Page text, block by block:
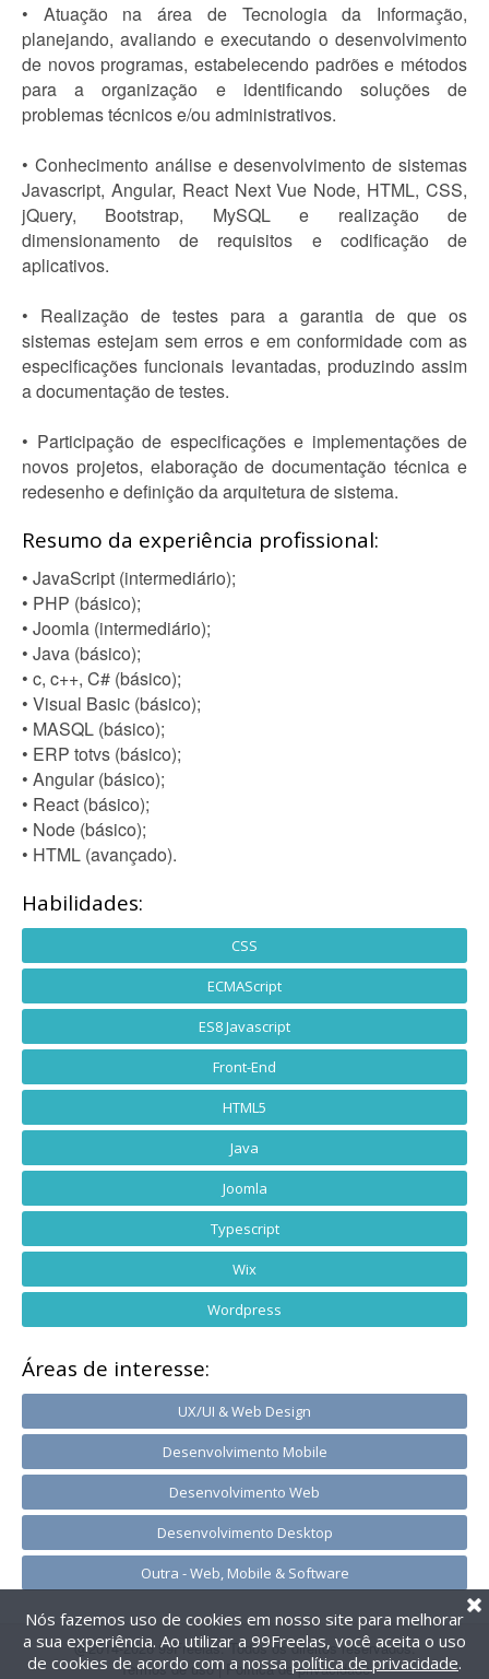
• Atuação na área de Tecnologia da Informação,
planejando, avaliando e executando o desenvolvimento
de novos programas, estabelecendo padrões e métodos
para a organização e identificando soluções de
problemas técnicos e/ou administrativos.
• Conhecimento análise e desenvolvimento de sistemas
Javascript, Angular, React Next Vue Node, HTML, CSS,
jQuery, Bootstrap, MySQL e realização de
dimensionamento de requisitos e codificação de
aplicativos.
• Realização de testes para a garantia de que os
sistemas estejam sem erros e em conformidade com as
especificações funcionais levantadas, produzindo assim
a documentação de testes.
• Participação de especificações e implementações de
novos projetos, elaboração de documentação técnica e
redesenho e definição da arquitetura de sistema.
Resumo da experiência profissional:
• JavaScript (intermediário);
• PHP (básico);
• Joomla (intermediário);
• Java (básico);
• c, c++, C# (básico);
• Visual Basic (básico);
• MASQL (básico);
• ERP totvs (básico);
• Angular (básico);
• React (básico);
• Node (básico);
• HTML (avançado).
Habilidades:
CSS
ECMAScript
ES8 Javascript
Front-End
HTML5
Java
Joomla
Typescript
Wix
Wordpress
Áreas de interesse:
UX/UI & Web Design
Desenvolvimento Mobile
Desenvolvimento Web
Desenvolvimento Desktop
Outra - Web, Mobile & Software
@2014-2026 99Freelas. Todos os direitos reservados.
Termos de uso| Política de privacidade
Nós fazemos uso de cookies em nosso site para melhorar
a sua experiência. Ao utilizar a 99Freelas, você aceita o uso
de cookies de acordo com a nossa política de privacidade.